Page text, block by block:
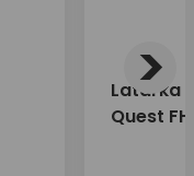
Latarka
Quest
>